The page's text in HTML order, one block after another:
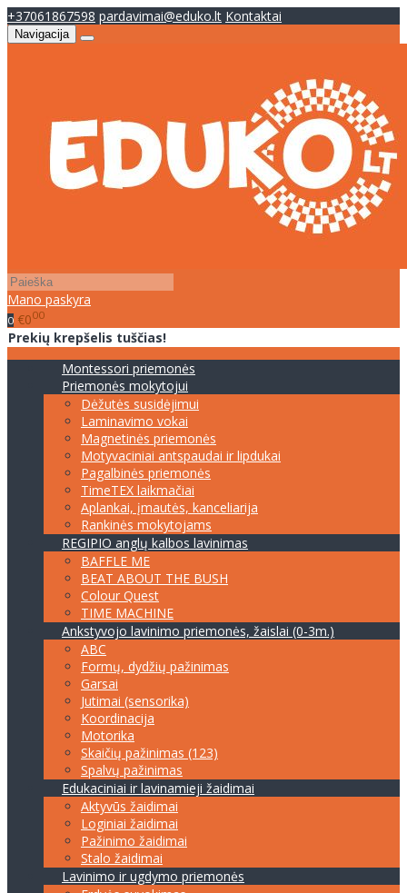
+37061867598 pardavimai@eduko.lt Kontaktai
Navigacija
Mano paskyra
0 €000
Prekių krepšelis tuščias!
Montessori priemonės
Priemonės mokytojui
Dėžutės susidėjimui
Laminavimo vokai
Magnetinės priemonės
Motyvaciniai antspaudai ir lipdukai
Pagalbinės priemonės
TimeTEX laikmačiai
Aplankai, įmautės, kanceliarija
Rankinės mokytojams
REGIPIO anglų kalbos lavinimas
BAFFLE ME
BEAT ABOUT THE BUSH
Colour Quest
TIME MACHINE
Ankstyvojo lavinimo priemonės, žaislai (0-3m.)
ABC
Formų, dydžių pažinimas
Garsai
Jutimai (sensorika)
Koordinacija
Motorika
Skaičių pažinimas (123)
Spalvų pažinimas
Edukaciniai ir lavinamieji žaidimai
Aktyvūs žaidimai
Loginiai žaidimai
Pažinimo žaidimai
Stalo žaidimai
Lavinimo ir ugdymo priemonės